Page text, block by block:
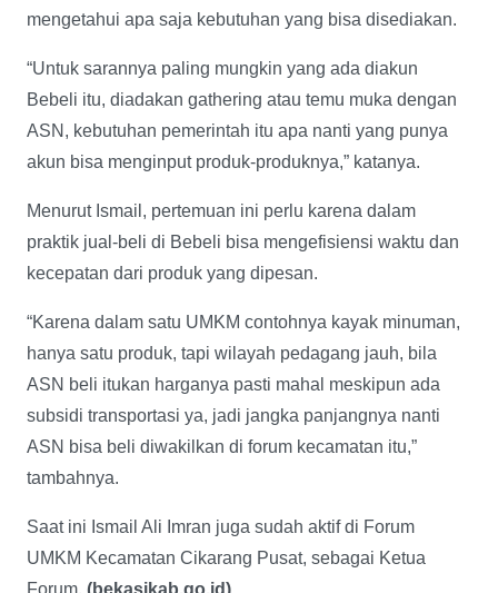
mengetahui apa saja kebutuhan yang bisa disediakan.
“Untuk sarannya paling mungkin yang ada diakun
Bebeli itu, diadakan gathering atau temu muka dengan
ASN, kebutuhan pemerintah itu apa nanti yang punya
akun bisa menginput produk-produknya,” katanya.
Menurut Ismail, pertemuan ini perlu karena dalam
praktik jual-beli di Bebeli bisa mengefisiensi waktu dan
kecepatan dari produk yang dipesan.
“Karena dalam satu UMKM contohnya kayak minuman,
hanya satu produk, tapi wilayah pedagang jauh, bila
ASN beli itukan harganya pasti mahal meskipun ada
subsidi transportasi ya, jadi jangka panjangnya nanti
ASN bisa beli diwakilkan di forum kecamatan itu,”
tambahnya.
Saat ini Ismail Ali Imran juga sudah aktif di Forum
UMKM Kecamatan Cikarang Pusat, sebagai Ketua
Forum. (bekasikab.go.id)